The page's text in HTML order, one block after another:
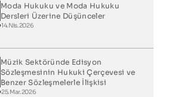
Moda Hukuku ve Moda Hukuku
Dersleri Üzerine Düşünceler
14.Nis.2026
Müzik Sektöründe Edisyon
Sözleşmesinin Hukuki Çerçevesi ve
Benzer Sözleşmelerle İlişkisi
25.Mar.2026